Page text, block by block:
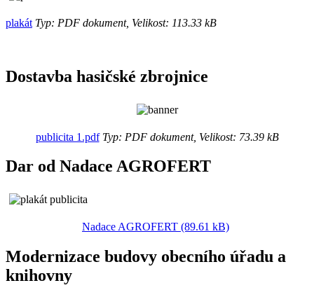
plakát Typ: PDF dokument, Velikost: 113.33 kB
Dostavba hasičské zbrojnice
publicita 1.pdfTyp: PDF dokument, Velikost: 73.39 kB
Dar od Nadace AGROFERT
Nadace AGROFERT (89.61 kB)
Modernizace budovy obecního úřadu a
knihovny